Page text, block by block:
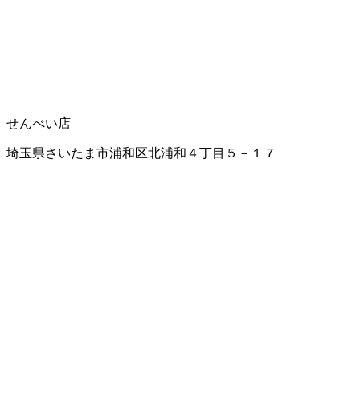
せんべい店
埼玉県さいたま市浦和区北浦和４丁目５－１７